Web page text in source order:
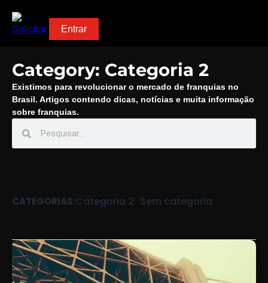
Solicitar Entrar
Category: Categoria 2
Existimos para revolucionar o mercado de franquias no
Brasil. Artigos contendo dicas, notícias e muita informação
sobre franquias.
CATEGORIAS:Categoria 2 Sem categoria